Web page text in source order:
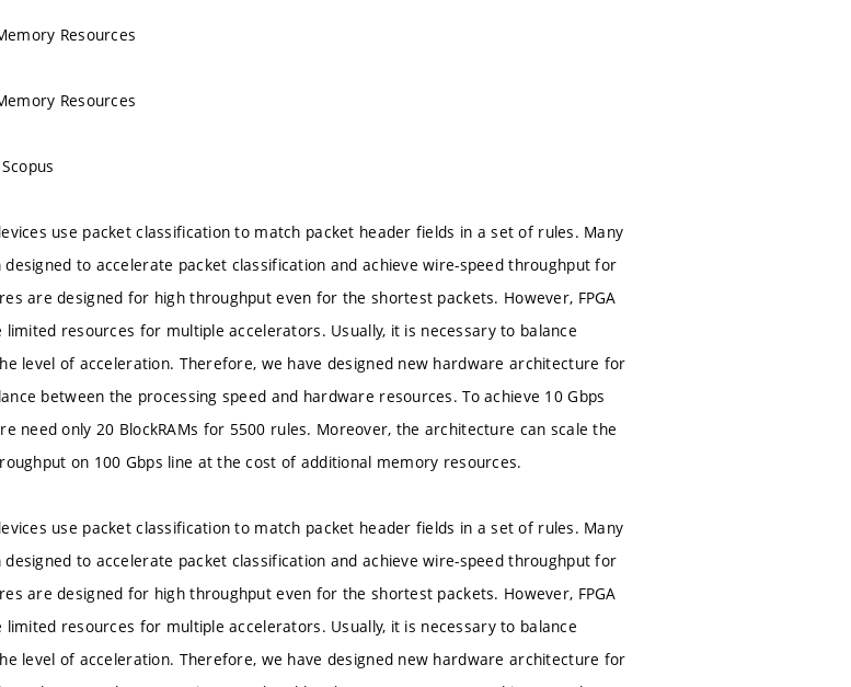
Resources
Resources
use packet classification to match packet header fields in a set of rules. Many
to accelerate packet classification and achieve wire-speed throughput for
are designed for high throughput even for the shortest packets. However, FPGA
limited resources for multiple accelerators. Usually, it is necessary to balance
level of acceleration. Therefore, we have designed new hardware architecture for
between the processing speed and hardware resources. To achieve 10 Gbps
need only 20 BlockRAMs for 5500 rules. Moreover, the architecture can scale the
on 100 Gbps line at the cost of additional memory resources.
use packet classification to match packet header fields in a set of rules. Many
to accelerate packet classification and achieve wire-speed throughput for
are designed for high throughput even for the shortest packets. However, FPGA
limited resources for multiple accelerators. Usually, it is necessary to balance
level of acceleration. Therefore, we have designed new hardware architecture for